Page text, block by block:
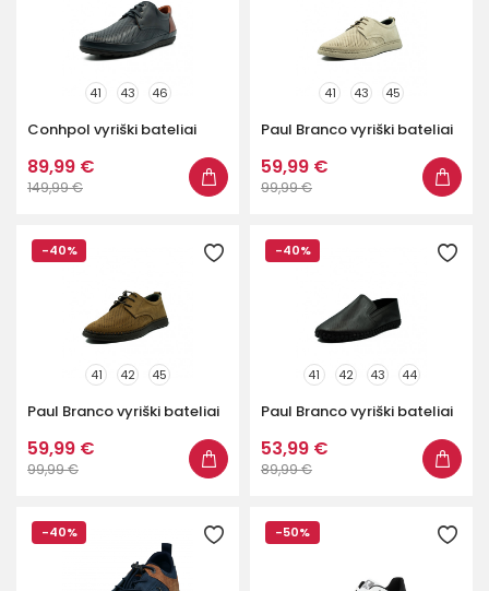
41 43 46
Conhpol vyriški bateliai
89,99 €
149,99 €
41 43 45
Paul Branco vyriški bateliai
59,99 €
99,99 €
-40%
41 42 45
Paul Branco vyriški bateliai
59,99 €
99,99 €
-40%
41 42 43 44
Paul Branco vyriški bateliai
53,99 €
89,99 €
-40% -50%